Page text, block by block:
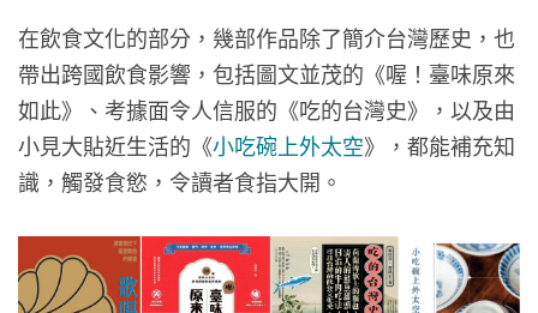
在飲食文化的部分，幾部作品除了簡介台灣歷史，也
帶出跨國飲食影響，包括圖文並茂的《喔！臺味原來
如此》、考據面令人信服的《吃的台灣史》，以及由
小見大貼近生活的《小吃碗上外太空》，都能補充知
識，觸發食慾，令讀者食指大開。